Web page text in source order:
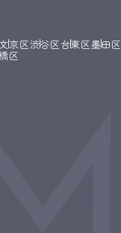
文京区渋谷区台東区墨田区
区